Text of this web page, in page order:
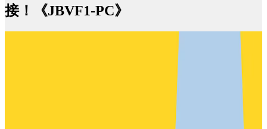
接！《JBVF1-PC》